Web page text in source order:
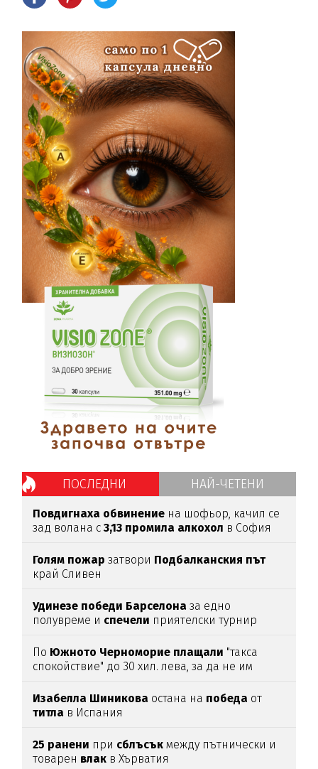
ПОСЛЕДНИ НАЙ-ЧЕТЕНИ
Повдигнаха обвинение на шофьор, качил се
зад волана с3,13 промила алкохол в София
Голям пожар затвори Подбалканския път
край Сливен
Удинезе победи Барселона за едно
полувреме и спечели приятелски турнир
По Южното Черноморие плащали "такса
спокойствие" до 30 хил. лева, за да не им
Изабелла Шиникова остана на победа от
титла в Испания
25 ранени при сблъсък между пътнически и
товарен влак в Хърватия